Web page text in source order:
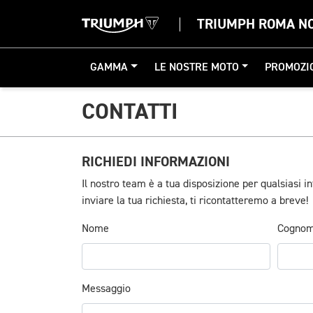
TRIUMPH ROMA
GAMMA LE NOSTRE MOTO
CONTATTI
RICHIEDI INFORMAZIONI
Il nostro team è a tua disposizione per qualsiasi
inviare la tua richiesta, ti ricontatteremo a breve!
Nome
Messaggio